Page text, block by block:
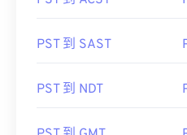
PST 到 SAST
PST 到 NDT